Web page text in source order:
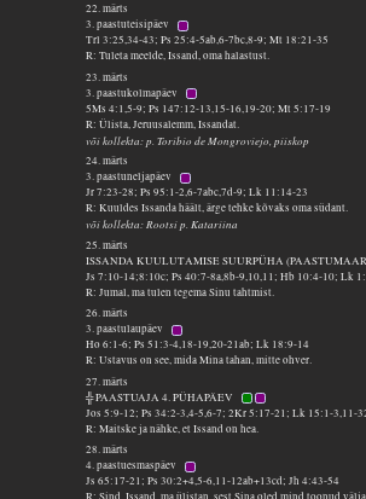
22. märts
3. paastuteisipäev
Trl 3:25,34-43; Ps 25:4-5ab,6-7bc,8-9; Mt 18:21-35
R: Tuleta meelde, Issand, oma halastust.
23. märts
3. paastukolmapäev
5Ms 4:1,5-9; Ps 147:12-13,15-16,19-20; Mt 5:17-19
R: Ülista, Jeruusalemm, Issandat.
või kollekta: p. Toribio de Mongroviejo, piiskop
24. märts
3. paastuneljapäev
Jr 7:23-28; Ps 95:1-2,6-7abc,7d-9; Lk 11:14-23
R: Kuuldes Issanda häält, ärge tehke kõvaks oma südant.
või kollekta: Rootsi p. Katariina
25. märts
ISSANDA KUULUTAMISE SUURPÜHA
Js 7:10-14;8:10c; Ps 40:7-8a,8b-9,10,11; Hb 10:4-10; Lk
R: Jumal, ma tulen tegema Sinu tahtmist.
26. märts
3. paastulaupäev
Ho 6:1-6; Ps 51:3-4,18-19,20-21ab; Lk 18:9-14
R: Ustavus on see, mida Mina tahan, mitte ohver.
27. märts
╬ PAASTUAJA 4. PÜHAPÄEV
Jos 5:9-12; Ps 34:2-3,4-5,6-7; 2Kr 5:17-21; Lk 15:1-3,11-
R: Maitske ja nähke, et Issand on hea.
28. märts
4. paastuesmaspäev
Js 65:17-21; Ps 30:2+4,5-6,11-12ab+13cd; Jh 4:43-54